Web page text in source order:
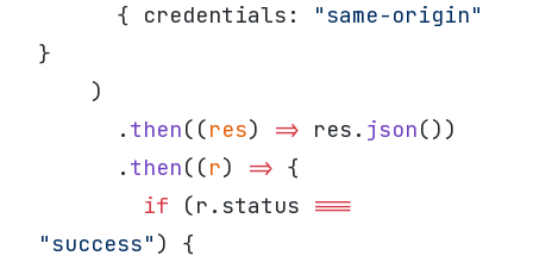
      { credentials:
"same-origin"
}
    )
      .
then((res) => res. json())
      .
then((r) => {
        if
(r.status ===
"success" ) {